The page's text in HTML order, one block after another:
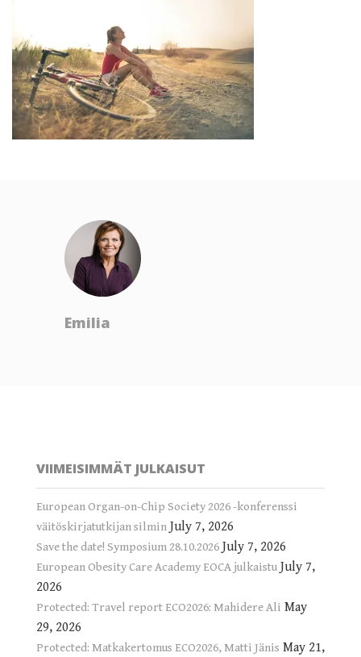
Emilia
VIIMEISIMMÄT JULKAISUT
European Organ-on-Chip Society 2026 -konferenssi
väitöskirjatutkijan silmin July 7, 2026
Save the date! Symposium 28.10.2026 July 7, 2026
European Obesity Care Academy EOCA julkaistu July 7,
2026
Protected: Travel report ECO2026: Mahidere Ali May
29, 2026
Protected: Matkakertomus ECO2026, Matti Jänis May 21,